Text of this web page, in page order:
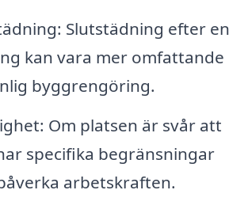
Slutstädning efter en
kan vara mer omfattande
byggrengöring.
Om platsen är svår att
specifika begränsningar
arbetskraften.